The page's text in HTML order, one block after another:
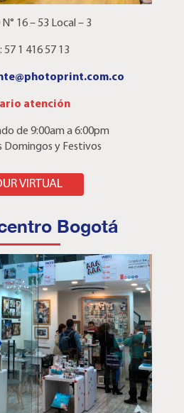
16 – 53 Local – 3
57 1 416 57 13
atención
de 9:00am a 6:00pm
Domingos y Festivos
VIRTUAL
Bogotá